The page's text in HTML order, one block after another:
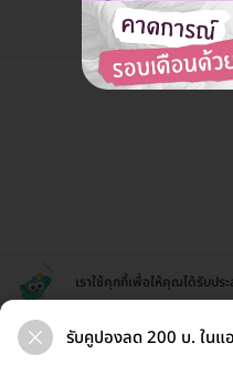
สุขภาพ
เราใช้คุกกี้เพื่อให้คุณได้รับป
รับคูปองลด 200 บ. ในแ